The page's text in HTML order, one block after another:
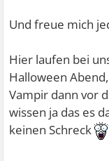
Und freue mich
Hier laufen bei
Halloween
Vampir dann vor
wissen ja das es
keinen Schreck